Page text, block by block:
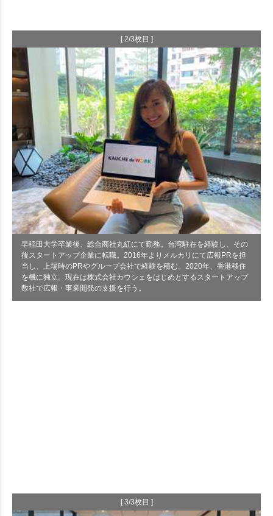
[ 2/3枚目 ]
早稲田大学卒業後、総合商社丸紅にて勤務。台湾駐在を経験し、その
後スタートアップ企業に転職。2016年よりメルカリにて広報PRを担
当し、上場時のPRやグループ会社で経験を積む。2020年、香港移住
を機に独立。現在は株式会社カウシェをはじめとするスタートアップ
数社で広報・事業開発の支援を行う。
[ 3/3枚目 ]